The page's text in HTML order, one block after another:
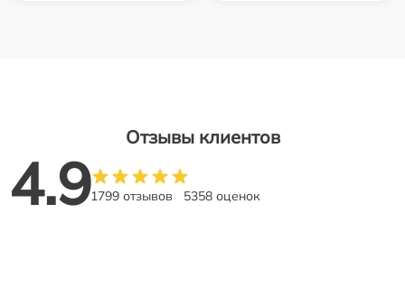
Отзывы клиентов
4.91799 отзывов 5358 оценок